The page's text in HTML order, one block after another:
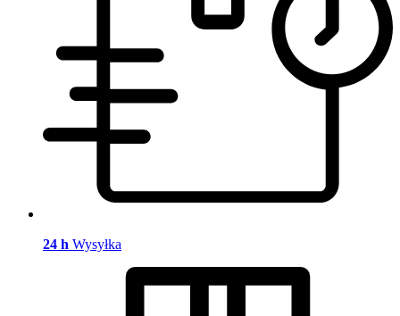
24 h Wysyłka